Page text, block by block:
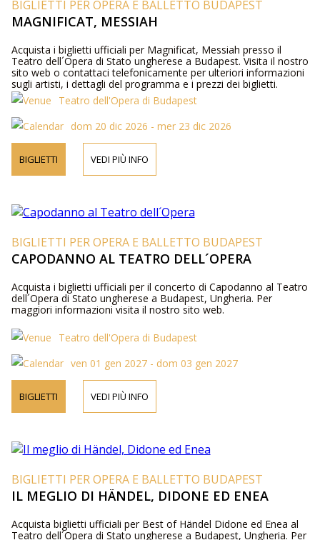
BIGLIETTI PER OPERA E BALLETTO BUDAPEST
MAGNIFICAT, MESSIAH
Acquista i biglietti ufficiali per Magnificat, Messiah presso il
Teatro dell´Opera di Stato ungherese a Budapest. Visita il nostro
sito web o contattaci telefonicamente per ulteriori informazioni
sugli artisti, i dettagli del programma e i prezzi dei biglietti.
Teatro dell'Opera di Budapest
dom 20 dic 2026 - mer 23 dic 2026
BIGLIETTI VEDI PIÙ INFO
BIGLIETTI PER OPERA E BALLETTO BUDAPEST
CAPODANNO AL TEATRO DELL´OPERA
Acquista i biglietti ufficiali per il concerto di Capodanno al Teatro
dell´Opera di Stato ungherese a Budapest, Ungheria. Per
maggiori informazioni visita il nostro sito web.
Teatro dell'Opera di Budapest
ven 01 gen 2027 - dom 03 gen 2027
BIGLIETTI VEDI PIÙ INFO
BIGLIETTI PER OPERA E BALLETTO BUDAPEST
IL MEGLIO DI HÄNDEL, DIDONE ED ENEA
Acquista biglietti ufficiali per Best of Händel Didone ed Enea al
Teatro dell´Opera di Stato ungherese a Budapest, Ungheria. Per